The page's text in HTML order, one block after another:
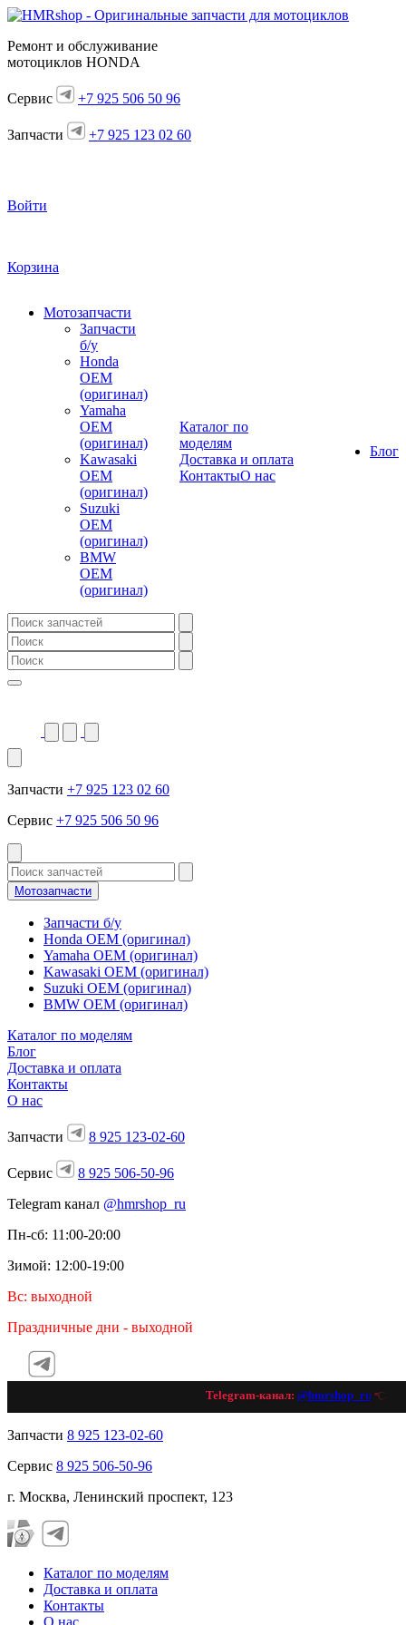
Ремонт и обслуживание
мотоциклов HONDA
Сервис +7 925 506 50 96
Запчасти +7 925 123 02 60
Войти
Корзина
Мотозапчасти
Запчасти
б/у
Honda
OEM
(оригинал)
Yamaha
OEM
(оригинал)
Kawasaki
OEM
(оригинал)
Suzuki
OEM
(оригинал)
BMW
OEM
(оригинал)
Каталог по
моделям
Доставка и оплата
КонтактыО нас
Блог
Запчасти +7 925 123 02 60
Сервис +7 925 506 50 96
Мотозапчасти
Запчасти б/у
Honda OEM (оригинал)
Yamaha OEM (оригинал)
Kawasaki OEM (оригинал)
Suzuki OEM (оригинал)
BMW OEM (оригинал)
Каталог по моделям
Блог
Доставка и оплата
Контакты
О нас
Запчасти 8 925 123-02-60
Сервис
8 925 506-50-96
Telegram канал @hmrshop_ru
Пн-сб: 11:00-20:00
Зимой: 12:00-19:00
Вс: выходной
Праздничные дни - выходной
Telegram-канал:@hmrshop_ru👈
Запчасти 8 925 123-02-60
Сервис 8 925 506-50-96
г. Москва, Ленинский проспект, 123
Каталог по моделям
Доставка и оплата
Контакты
О нас